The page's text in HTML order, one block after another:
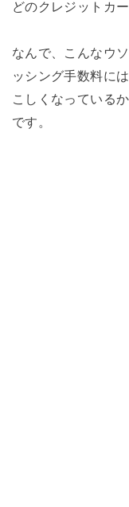
どのクレジットカ
なんで、こんなウ
ッシング手数料に
こしくなっている
です。